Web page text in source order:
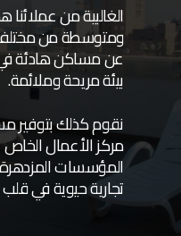
الغالبية من
ومتوسطة من مختلف
عن مساكن هادئة
بيئة مريحة وملائمة.
نقوم كذلك بتوفير
مركز الأعمال
المؤسسات
تجارية حيوية في